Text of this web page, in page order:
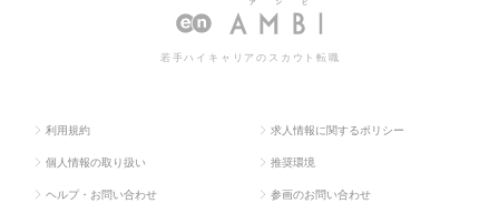
の転職 の求人情報
若手ハイキャリアのスカウト転職
利用規約 求人情報に関するポリシー
個人情報の取り扱い 推奨環境
ヘルプ・お問い合わせ 参画のお問い合わせ